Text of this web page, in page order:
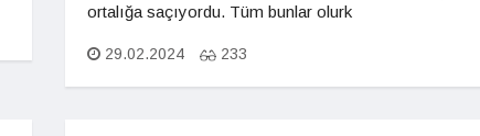
ortalığa saçıyordu. Tüm bunlar olurk
29.02.2024 233